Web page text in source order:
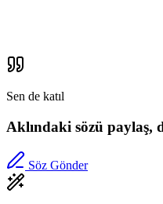
Sen de katıl
Aklındaki sözü paylaş,
Söz Gönder